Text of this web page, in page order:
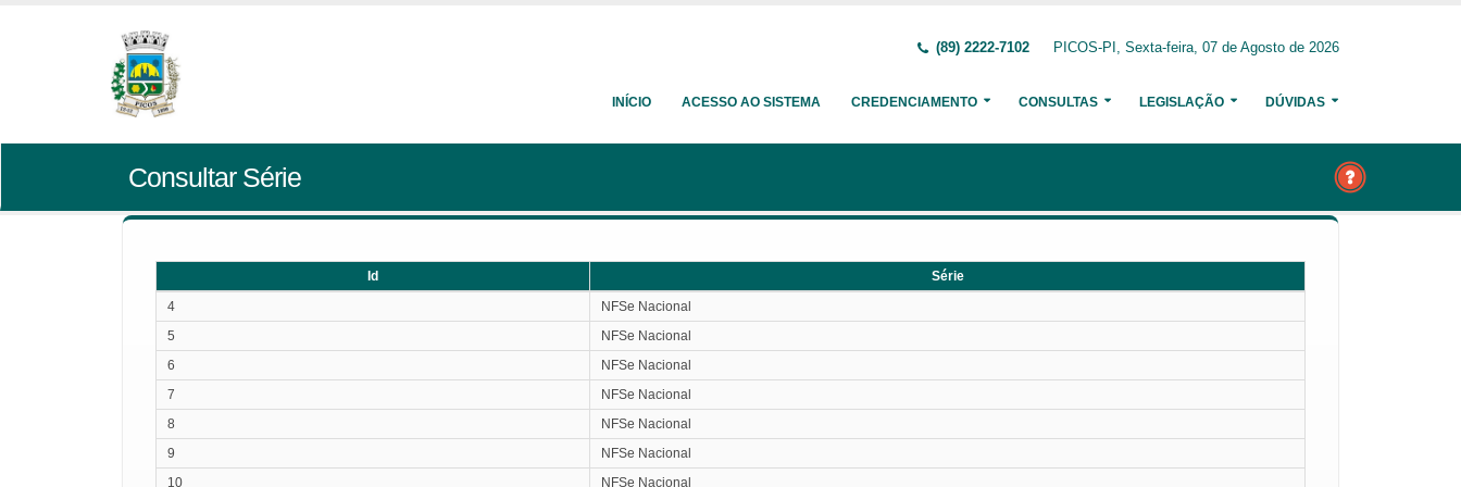
(89) 2222-7102 PICOS-PI, Sexta-feira, 07 de Agosto de 2026
INÍCIO ACESSO AO SISTEMA CREDENCIAMENTO CONSULTAS LEGISLAÇÃO DÚVIDAS
Consultar Série
Id
Série
4
NFSe Nacional
5
NFSe Nacional
6
NFSe Nacional
7
NFSe Nacional
8
NFSe Nacional
9
NFSe Nacional
10
NFSe Nacional